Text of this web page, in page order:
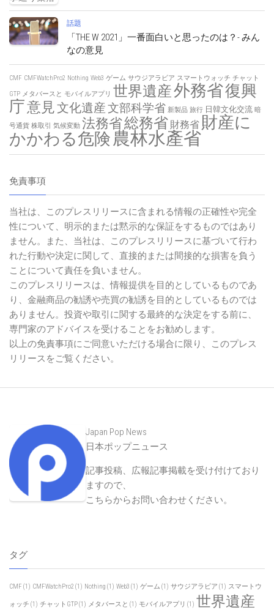
話題
「THE W 2021」一番面白いと思ったのは？- みん
なの意見
CMF CMFWatchPro2 Nothing Web3 ゲーム サウジアラビア スマートウォッチ チャット
GTP メタバースと モバイルアプリ 世界遺産外務省復興
庁意見文化遺産文部科学省 新製品 旅行 日韓文化交流 暗
号通貨 株取引 気候変動 法務省総務省 財務省 財産に
かかわる危険農林水產省
免責事項
当社は、このプレスリリースに含まれる情報の正確性や完全
性について、明示的または黙示的な保証をするものではあり
ません。また、当社は、このプレスリリースに基づいて行わ
れた行動や決定に関して、直接的または間接的な損害を負う
ことについて責任を負いません。
このプレスリリースは、情報提供を目的としているものであ
り、金融商品の勧誘や売買の勧誘を目的としているものでは
ありません。投資や取引に関する最終的な決定をする前に、
専門家のアドバイスを受けることをお勧めします。
以上の免責事項にご同意いただける場合に限り、このプレス
リリースをご覧ください。
Japan Pop News
日本ポップニュース
記事投稿、広報記事掲載を受け付けており
ますので、
こちらからお問い合わせください。
タグ
CMF (1) CMFWatchPro2 (1) Nothing (1) Web3 (1) ゲーム (1) サウジアラビア (1) スマートウ
ォッチ (1) チャットGTP(1) メタバースと (1) モバイルアプリ (1) 世界遺産